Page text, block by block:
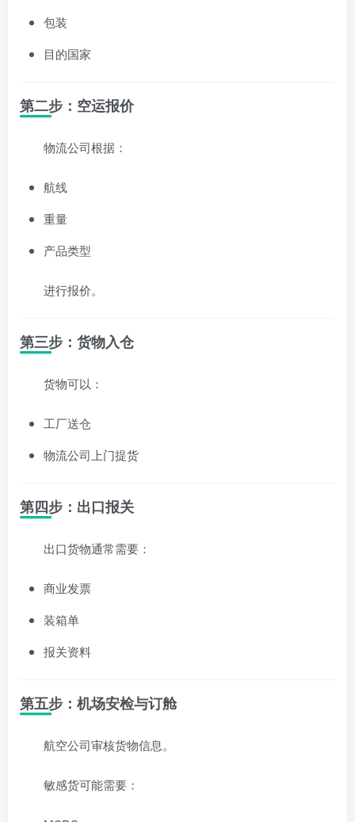
包装
目的国家
第二步：空运报价
物流公司根据：
航线
重量
产品类型
进行报价。
第三步：货物入仓
货物可以：
工厂送仓
物流公司上门提货
第四步：出口报关
出口货物通常需要：
商业发票
装箱单
报关资料
第五步：机场安检与订舱
航空公司审核货物信息。
敏感货可能需要：